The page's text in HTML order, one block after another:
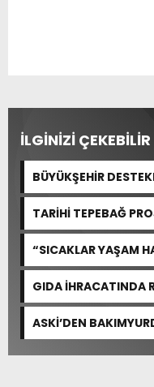
İLGİNİZİ ÇEKEBİLİR
BÜYÜKŞEHİR
TARİHİ TEPEBAĞ
TOPLANTISI
“SICAKLAR YAŞAM
GIDA İHRACATINDA
ASKİ’DEN
ALTYAPISINA